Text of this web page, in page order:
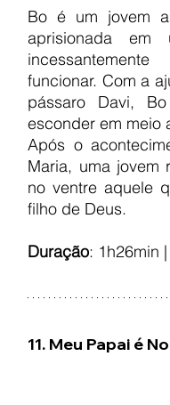
Bo é um jovem
aprisionada
funcionar. Com a
pássaro Davi,
esconder em meio
Após o
Maria, uma jovem
no ventre aquele
filho de Deus.
Duração: 1h26min |
11. Meu Papai é